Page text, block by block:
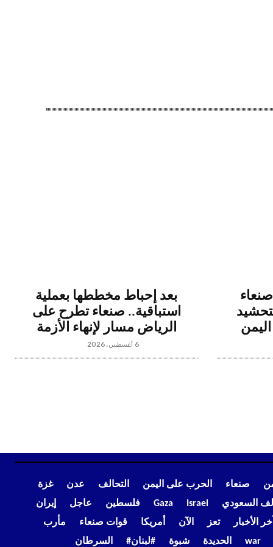
بعد إحباط مخططها بعملية
استباقية.. صنعاء تطرح على
الرياض مسار لإنهاء الأزمة
6 أغسطس، 2026
صنعاء الحرب على اليمن التحالف عدن
غزة
السعودي
Israel
Gaza فلسطين عاجل
إيران
الأخبار
تعز الآن أمريكا قوات صنعاء
مأرب
war
الحديدة شبوة #لبنان# السرطان